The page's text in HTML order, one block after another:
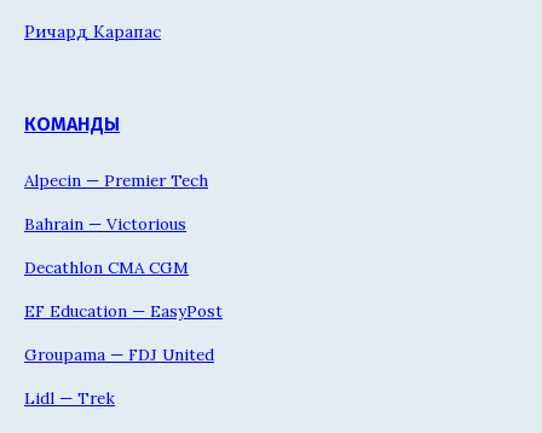
Ричард Карапас
КОМАНДЫ
Alpecin — Premier Tech
Bahrain — Victorious
Decathlon CMA CGM
EF Education — EasyPost
Groupama — FDJ United
Lidl — Trek